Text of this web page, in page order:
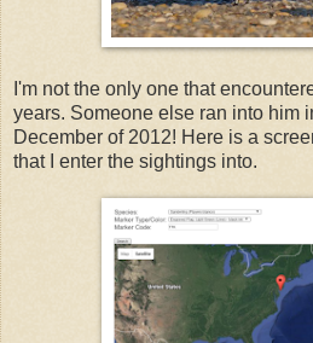
I'm not the only one that
years. Someone else ran into him
December of 2012! Here is a
that I enter the sightings into.